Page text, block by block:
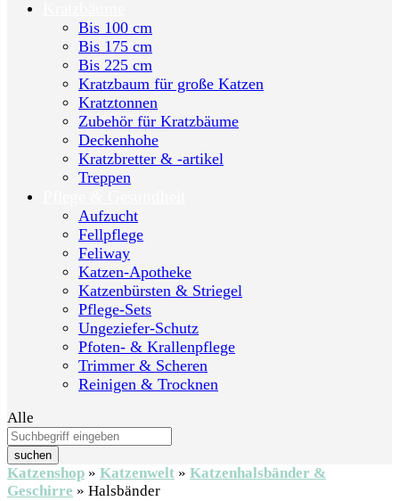
Bis 100 cm
Bis 175 cm
Bis 225 cm
Kratzbaum für große Katzen
Kratztonnen
Zubehör für Kratzbäume
Deckenhohe
Kratzbretter & -artikel
Treppen
Aufzucht
Fellpflege
Feliway
Katzen-Apotheke
Katzenbürsten & Striegel
Pflege-Sets
Ungeziefer-Schutz
Pfoten- & Krallenpflege
Trimmer & Scheren
Reinigen & Trocknen
Alle
suchen
Katzenshop » Katzenwelt » Katzenhalsbänder &
Geschirre » Halsbänder